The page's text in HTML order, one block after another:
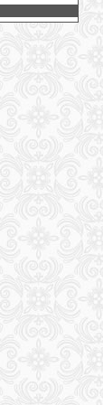
2026-
в
в
одно
до
2026-07-
2026-07-